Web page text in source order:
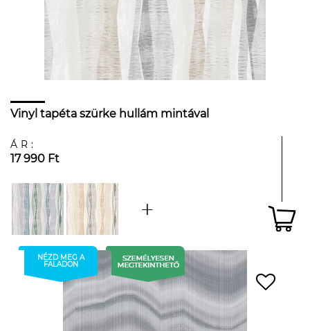
Vinyl tapéta szürke hullám mintával
ÁR:
17 990 Ft
NÉZD MEG A
FALADON